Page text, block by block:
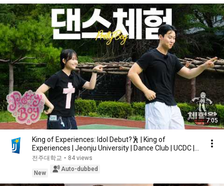
7:05
King of Experiences: Idol Debut?🕺 | King of
Experiences | Jeonju University | Dance Club | UCDC |...
전주대학교 • 84 views
New
Auto-dubbed